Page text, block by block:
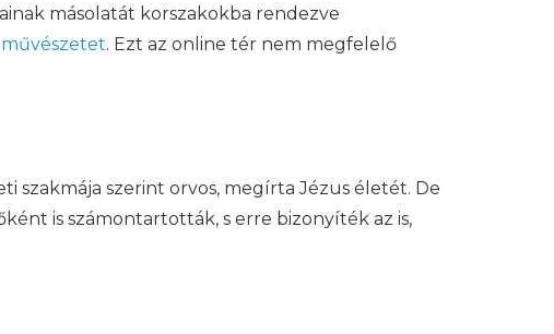
másolatát korszakokba rendezve
művészetet. Ezt az online tér nem megfelelő
szakmája szerint orvos, megírta Jézus életét. De
is számontartották, s erre bizonyíték az is,